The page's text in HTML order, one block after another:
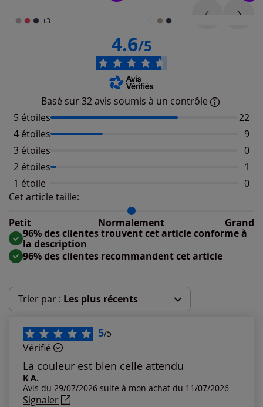
+3
4.6/5
Basé sur 32 avis soumis à un contrôle
5 étoiles
22
4 étoiles
9
3 étoiles
0
2 étoiles
1
1 étoile
0
Cet article taille:
Petit
Normalement Grand
Répartition du taillant selon les avis clients
Taille normalement : 96%
Taille grand : 0%
96% des clientes trouvent cet article conforme à
la description
96% des clientes recommandent cet article
Trier par : Les plus récents
Les plus récents
Les plus anciens
Notes les plus élevées
5/5
Vérifié
La couleur est bien celle attendu
K A.
Avis du 29/07/2026 suite à mon achat du 11/07/2026
Signaler